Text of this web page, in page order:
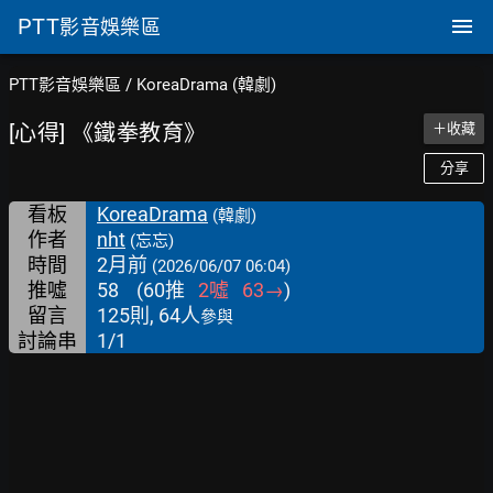
PTT影音娛樂區
PTT影音娛樂區 / KoreaDrama (韓劇)
[心得] 《鐵拳教育》 ＋收藏
分享
看板 KoreaDrama (韓劇)
作者 nht (忘忘)
時間 2月前 (2026/06/07 06:04)
推噓 58 (60推 2噓 63→)
留言
125則, 64人參與
討論串 1/1